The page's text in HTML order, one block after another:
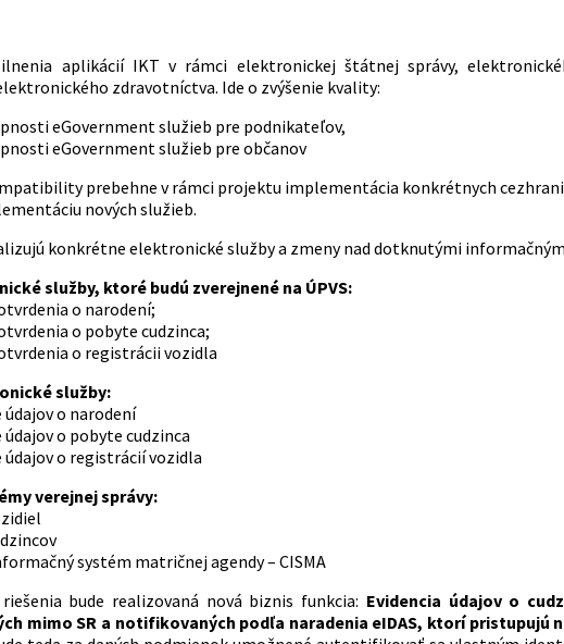
aplikácií IKT v rámci elektronickej štátnej správy,
zdravotníctva. Ide o zvýšenie kvality:
eGovernment služieb pre podnikateľov,
eGovernment služieb pre občanov
prebehne v rámci projektu implementácia konkrétnych
nových služieb.
konkrétne elektronické služby a zmeny nad dotknutými
služby, ktoré budú zverejnené na ÚPVS:
o narodení;
o pobyte cudzinca;
o registrácii vozidla
služby:
o narodení
o pobyte cudzinca
o registrácií vozidla
verejnej správy:
systém matričnej agendy – CISMA
bude realizovaná nová biznis funkcia: Evidencia údajov o
mimo SR a notifikovaných podľa naradenia eIDAS, ktorí pristupujú